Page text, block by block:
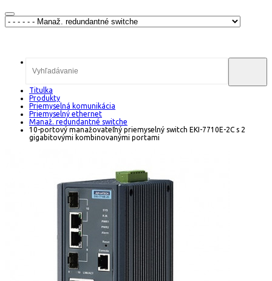
Titulka
Produkty
Priemyselná komunikácia
Priemyselný ethernet
Manaž. redundantné switche
10-portový manažovateľný priemyselný switch EKI-7710E-2C s 2
gigabitovými kombinovanými portami